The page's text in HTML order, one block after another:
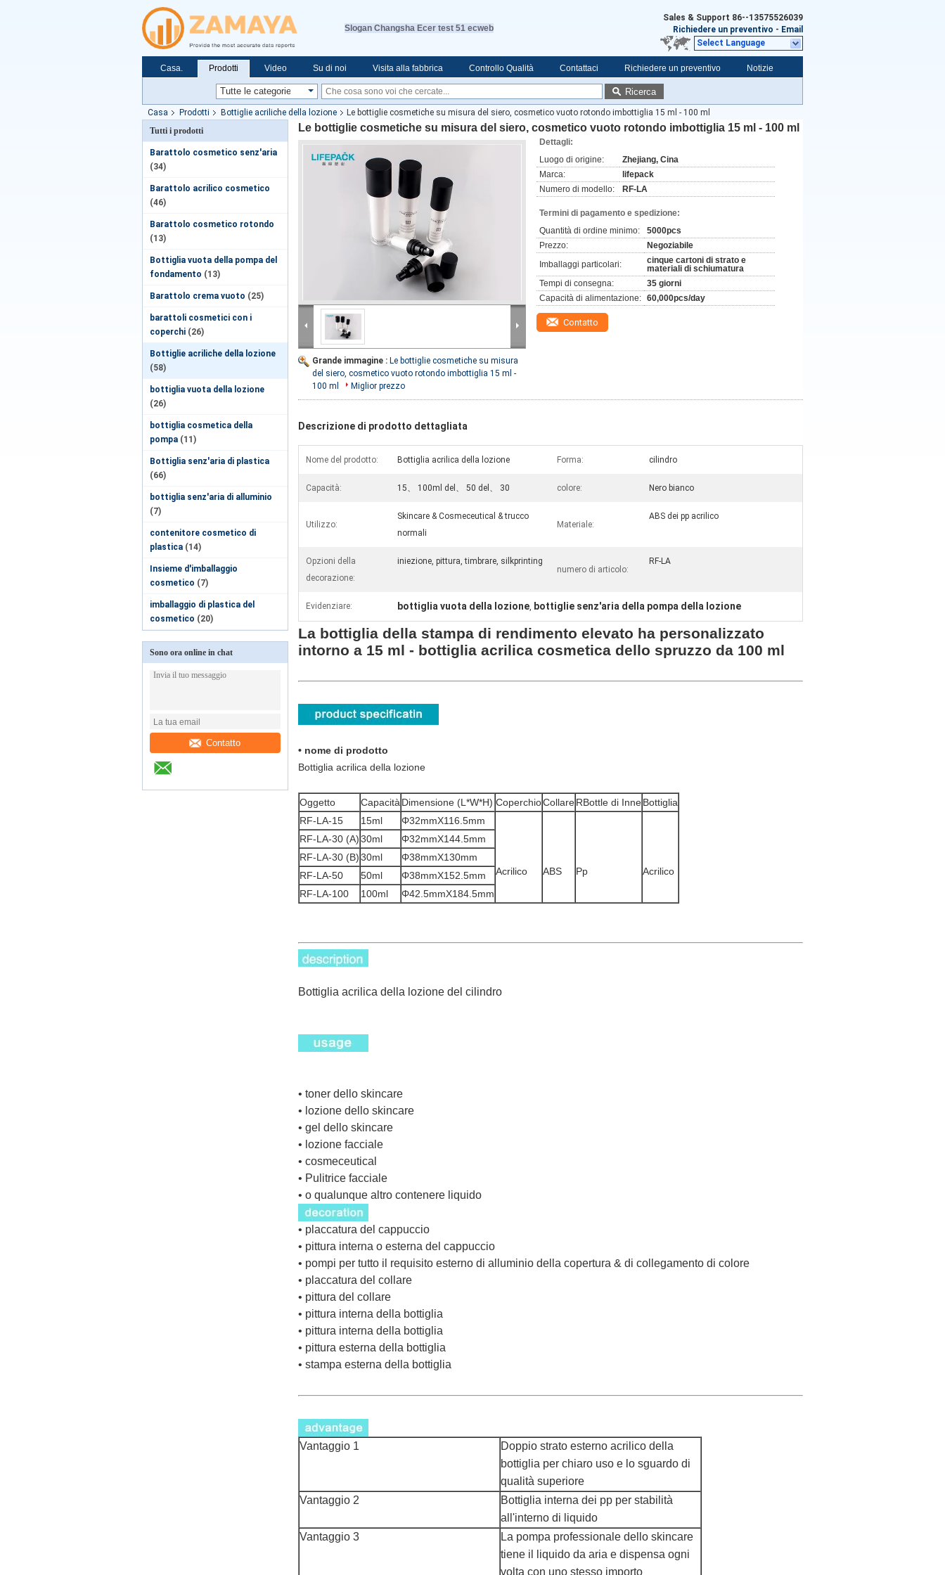
Slogan Changsha Ecer test 51 ecweb
Sales & Support 86--13575526039
Richiedere un preventivo - Email
Select Language
Casa. Prodotti Video Su di noi Visita alla fabbrica Controllo Qualità Contattaci Richiedere un preventivo Notizie
Ricerca
Casa Prodotti Bottiglie acriliche della lozione
Le bottiglie cosmetiche su misura del siero, cosmetico vuoto rotondo imbottiglia 15 ml - 100 ml
Tutti i prodotti
Barattolo cosmetico senz'aria
(34)
Barattolo acrilico cosmetico
(46)
Barattolo cosmetico rotondo
(13)
Bottiglia vuota della pompa del
fondamento (13)
Barattolo crema vuoto (25)
barattoli cosmetici con i
coperchi (26)
Bottiglie acriliche della lozione
(58)
bottiglia vuota della lozione
(26)
bottiglia cosmetica della
pompa (11)
Bottiglia senz'aria di plastica
(66)
bottiglia senz'aria di alluminio
(7)
contenitore cosmetico di
plastica (14)
Insieme d'imballaggio
cosmetico (7)
imballaggio di plastica del
cosmetico (20)
Sono ora online in chat
Contatto
Le bottiglie cosmetiche su misura del siero, cosmetico vuoto rotondo imbottiglia 15 ml - 100 ml
Grande immagine : Le bottiglie cosmetiche su misura
del siero, cosmetico vuoto rotondo imbottiglia 15 ml -
100 ml
Miglior prezzo
Dettagli:
Luogo di origine:
Zhejiang, Cina
Marca:
lifepack
Numero di modello:
RF-LA
Termini di pagamento e spedizione:
Quantità di ordine minimo:
5000pcs
Prezzo:
Negoziabile
Imballaggi particolari:
cinque cartoni di strato e
materiali di schiumatura
Tempi di consegna:
35 giorni
Capacità di alimentazione: 60,000pcs/day
Contatto
Descrizione di prodotto dettagliata
Nome del prodotto: Bottiglia acrilica della lozione Forma: cilindro
Capacità: 15、 100ml del、 50 del、 30 colore: Nero bianco
Utilizzo:
Skincare & Cosmeceutical & trucco
normali
Materiale:
ABS dei pp acrilico
Opzioni della
decorazione:
iniezione, pittura, timbrare, silkprinting
numero di articolo:
RF-LA
Evidenziare: bottiglia vuota della lozione, bottiglie senz'aria della pompa della lozione
La bottiglia della stampa di rendimento elevato ha personalizzato
intorno a 15 ml - bottiglia acrilica cosmetica dello spruzzo da 100 ml
• nome di prodotto
Bottiglia acrilica della lozione
Oggetto Capacità Dimensione (L*W*H) CoperchioCollareRBottle di InneBottiglia
RF-LA-15
15ml Φ32mmX116.5mm
Acrilico ABS Pp Acrilico
RF-LA-30 (A)30ml
Φ32mmX144.5mm
RF-LA-30 (B)30ml
Φ38mmX130mm
RF-LA-50
50ml
Φ38mmX152.5mm
RF-LA-100
100ml Φ42.5mmX184.5mm
Bottiglia acrilica della lozione del cilindro
• toner dello skincare
• lozione dello skincare
• gel dello skincare
• lozione facciale
• cosmeceutical
• Pulitrice facciale
• o qualunque altro contenere liquido
• placcatura del cappuccio
• pittura interna o esterna del cappuccio
• pompi per tutto il requisito esterno di alluminio della copertura & di collegamento di colore
• placcatura del collare
• pittura del collare
• pittura interna della bottiglia
• pittura interna della bottiglia
• pittura esterna della bottiglia
• stampa esterna della bottiglia
Vantaggio 1
Doppio strato esterno acrilico della
bottiglia per chiaro uso e lo sguardo di
qualità superiore
Vantaggio 2
Bottiglia interna dei pp per stabilità
all'interno di liquido
Vantaggio 3
La pompa professionale dello skincare
tiene il liquido da aria e dispensa ogni
volta con uno stesso importo